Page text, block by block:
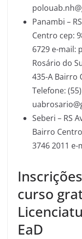
Panambi –
Centro cep:
6729 e-mail:
Rosário do
435-A Bairro
Telefone:
Seberi – RS
Bairro
3746 2011
curso
EaD